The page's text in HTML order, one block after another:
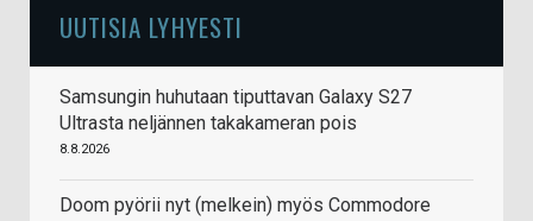
UUTISIA LYHYESTI
Samsungin huhutaan tiputtavan Galaxy S27
Ultrasta neljännen takakameran pois
8.8.2026
Doom pyörii nyt (melkein) myös Commodore